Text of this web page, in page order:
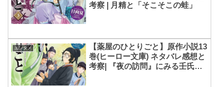
考察 | 月精と「そこそこの蛙」
エンタメ
【薬屋のひとりごと】原作小説13
巻(ヒーロー文庫) ネタバレ感想と
考察| 『夜の訪問』にみる壬氏と